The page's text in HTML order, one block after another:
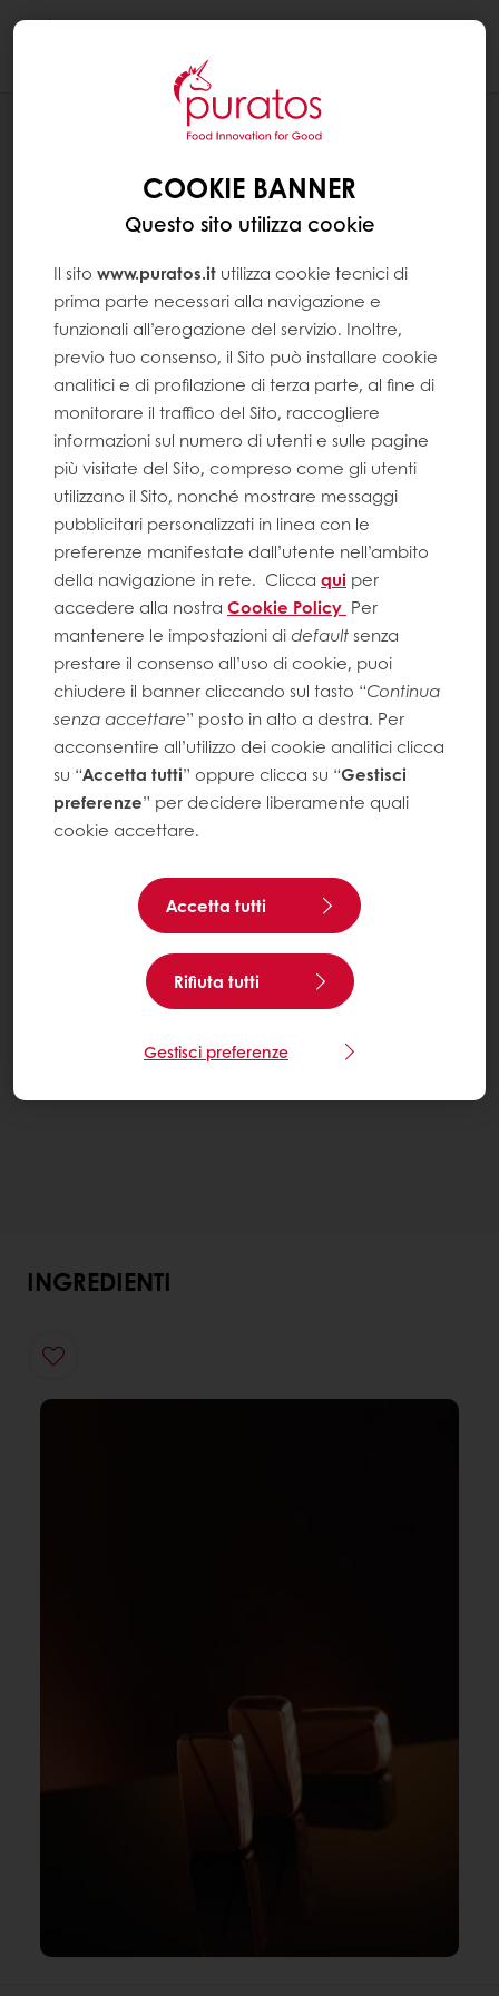
INGREDIENTI
COOKIE BANNER
Questo sito utilizza cookie
Il sito www.puratos.it utilizza cookie tecnici di
prima parte necessari alla navigazione e
funzionali all’erogazione del servizio. Inoltre,
previo tuo consenso, il Sito può installare cookie
analitici e di profilazione di terza parte, al fine di
monitorare il traffico del Sito, raccogliere
informazioni sul numero di utenti e sulle pagine
più visitate del Sito, compreso come gli utenti
utilizzano il Sito, nonché mostrare messaggi
pubblicitari personalizzati in linea con le
preferenze manifestate dall’utente nell’ambito
della navigazione in rete. Clicca qui per
accedere alla nostra Cookie Policy Per
mantenere le impostazioni didefaultsenza
prestare il consenso all’uso di cookie, puoi
chiudere il banner cliccando sul tasto “Continua
senza accettare” posto in alto a destra. Per
acconsentire all’utilizzo dei cookie analitici clicca
su “Accetta tutti” oppure clicca su “Gestisci
preferenze” per decidere liberamente quali
cookie accettare.
Accetta tutti
Rifiuta tutti
Gestisci preferenze